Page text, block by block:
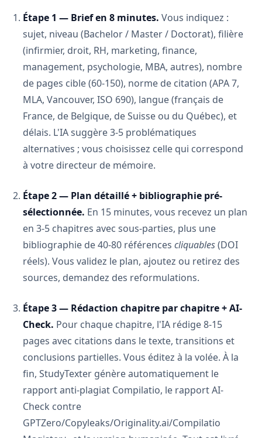
Étape 1 — Brief en 8 minutes. Vous indiquez :
sujet, niveau (Bachelor / Master / Doctorat), filière
(infirmier, droit, RH, marketing, finance,
management, psychologie, MBA, autres), nombre
de pages cible (60-150), norme de citation (APA 7,
MLA, Vancouver, ISO 690), langue (français de
France, de Belgique, de Suisse ou du Québec), et
délais. L'IA suggère 3-5 problématiques
alternatives ; vous choisissez celle qui correspond
à votre directeur de mémoire.
Étape 2 — Plan détaillé + bibliographie pré-
sélectionnée. En 15 minutes, vous recevez un plan
en 3-5 chapitres avec sous-parties, plus une
bibliographie de 40-80 référencescliquables(DOI
réels). Vous validez le plan, ajoutez ou retirez des
sources, demandez des reformulations.
Étape 3 — Rédaction chapitre par chapitre + AI-
Check. Pour chaque chapitre, l'IA rédige 8-15
pages avec citations dans le texte, transitions et
conclusions partielles. Vous éditez à la volée. À la
fin, StudyTexter génère automatiquement le
rapport anti-plagiat Compilatio, le rapport AI-
Check contre
GPTZero/Copyleaks/Originality.ai/Compilatio